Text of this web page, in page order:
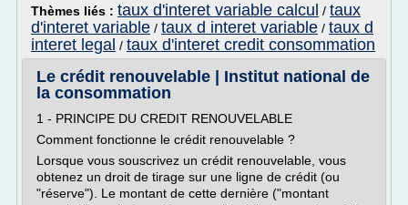
Thèmes liés : taux d'interet variable calcul / taux
d'interet variable / taux d interet variable / taux d
interet legal / taux d'interet credit consommation
Le crédit renouvelable | Institut national de
la consommation
1 - PRINCIPE DU CREDIT RENOUVELABLE
Comment fonctionne le crédit renouvelable ?
Lorsque vous souscrivez un crédit renouvelable, vous
obtenez un droit de tirage sur une ligne de crédit (ou
"réserve"). Le montant de cette dernière ("montant